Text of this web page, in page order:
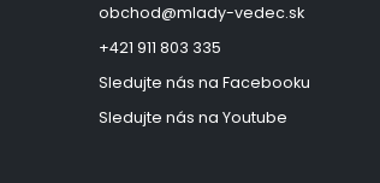
obchod@mlady-vedec.sk
+421 911 803 335
Sledujte nás na Facebooku
Sledujte nás na Youtube